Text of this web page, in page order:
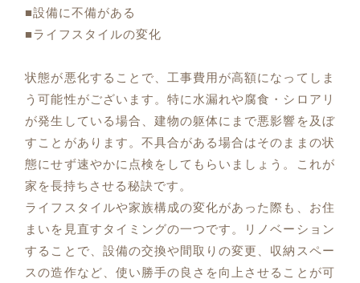
■設備に不備がある
■ライフスタイルの変化
状態が悪化することで、工事費用が高額になってしま
う可能性がございます。特に水漏れや腐食・シロアリ
が発生している場合、建物の躯体にまで悪影響を及ぼ
すことがあります。不具合がある場合はそのままの状
態にせず速やかに点検をしてもらいましょう。これが
家を長持ちさせる秘訣です。
ライフスタイルや家族構成の変化があった際も、お住
まいを見直すタイミングの一つです。リノベーション
することで、設備の交換や間取りの変更、収納スペー
スの造作など、使い勝手の良さを向上させることが可